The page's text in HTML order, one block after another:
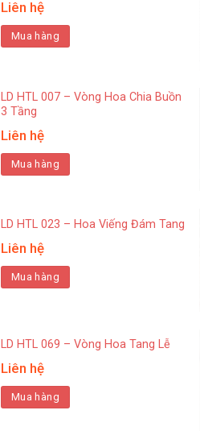
Liên hệ
Mua hàng
LD HTL 007 – Vòng Hoa Chia Buồn
3 Tầng
Liên hệ
Mua hàng
LD HTL 023 – Hoa Viếng Đám Tang
Liên hệ
Mua hàng
LD HTL 069 – Vòng Hoa Tang Lễ
Liên hệ
Mua hàng